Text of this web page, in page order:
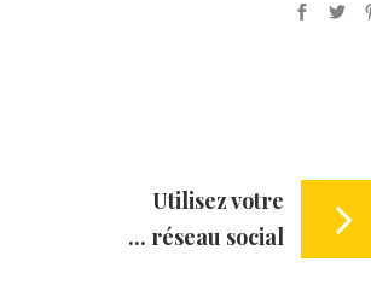
Utilisez votre
réseau social ...